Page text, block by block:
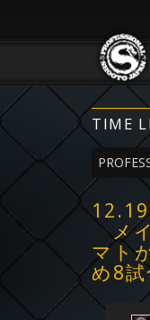
TIME
メ
マト
め8